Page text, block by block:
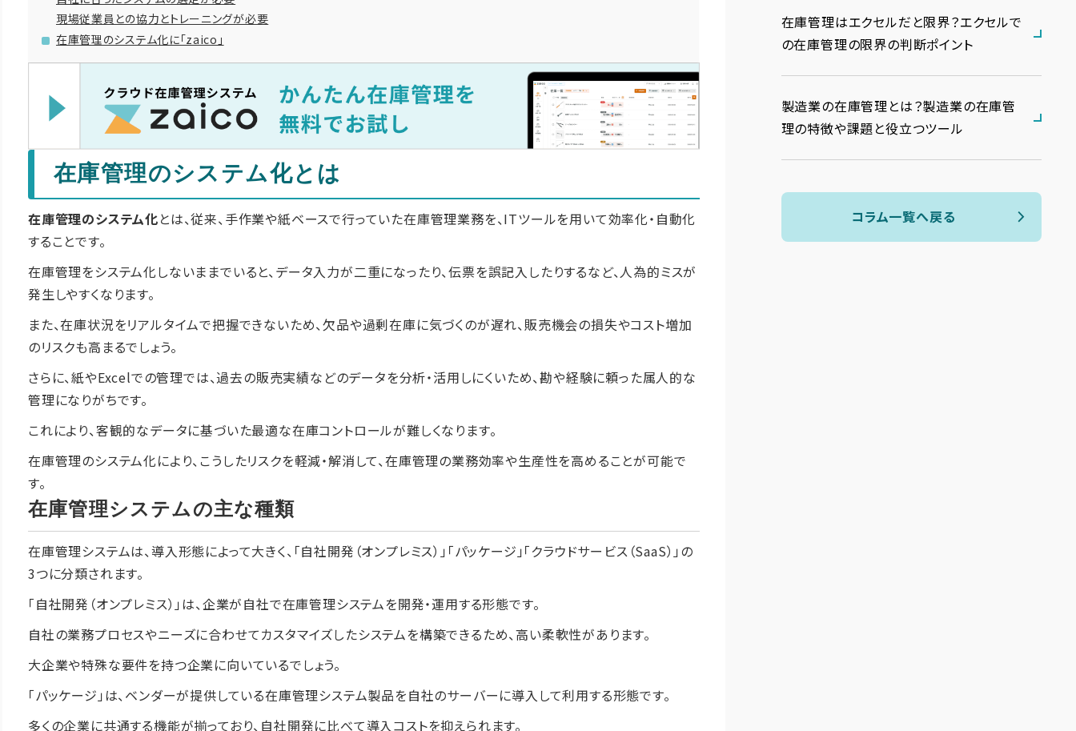
現場従業員との協力とトレーニングが必要
在庫管理のシステム化に「zaico」
在庫管理のシステム化とは
在庫管理のシステム化とは、従来、手作業や紙ベースで行っていた在庫管理業務を、ITツールを用いて効率化・自動化
することです。
在庫管理をシステム化しないままでいると、データ入力が二重になったり、伝票を誤記入したりするなど、人為的ミスが
発生しやすくなります。
また、在庫状況をリアルタイムで把握できないため、欠品や過剰在庫に気づくのが遅れ、販売機会の損失やコスト増加
のリスクも高まるでしょう。
さらに、紙やExcelでの管理では、過去の販売実績などのデータを分析・活用しにくいため、勘や経験に頼った属人的な
管理になりがちです。
これにより、客観的なデータに基づいた最適な在庫コントロールが難しくなります。
在庫管理のシステム化により、こうしたリスクを軽減・解消して、在庫管理の業務効率や生産性を高めることが可能で
す。
在庫管理システムの主な種類
在庫管理システムは、導入形態によって大きく、「自社開発（オンプレミス）」「パッケージ」「クラウドサービス（SaaS）」の
3つに分類されます。
「自社開発（オンプレミス）」は、企業が自社で在庫管理システムを開発・運用する形態です。
自社の業務プロセスやニーズに合わせてカスタマイズしたシステムを構築できるため、高い柔軟性があります。
大企業や特殊な要件を持つ企業に向いているでしょう。
「パッケージ」は、ベンダーが提供している在庫管理システム製品を自社のサーバーに導入して利用する形態です。
多くの企業に共通する機能が揃っており、自社開発に比べて導入コストを抑えられます。
在庫管理はエクセルだと限界？エクセルで
の在庫管理の限界の判断ポイント
製造業の在庫管理とは？製造業の在庫管
理の特徴や課題と役立つツール
コラム一覧へ戻る